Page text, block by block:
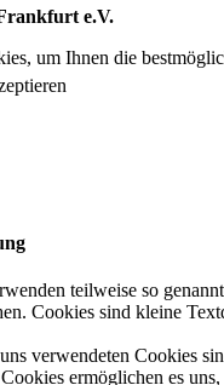
e.V.
um Ihnen die
teilweise so
Cookies sind kleine
verwendeten Cookies
ermöglichen es